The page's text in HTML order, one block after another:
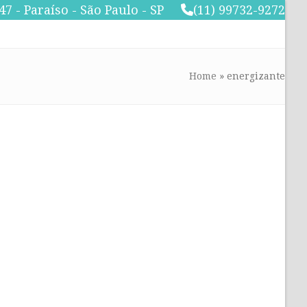
- Paraíso - São Paulo - SP (11) 99732-9272
Home » energizante